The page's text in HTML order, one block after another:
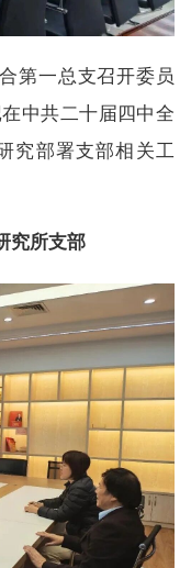
第一总支召开委员
中共二十届四中全
究部署支部相关工
究所支部